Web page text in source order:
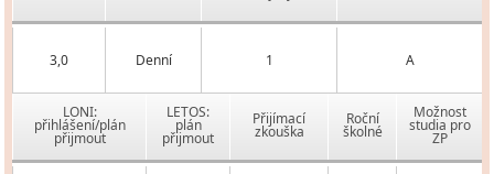
3,0 Denní 1 A
LONI:
přihlášení/plán
přijmout
LETOS:
plán
přijmout
Přijímací
zkouška
Roční
školné
Možnost
studia pro
ZP